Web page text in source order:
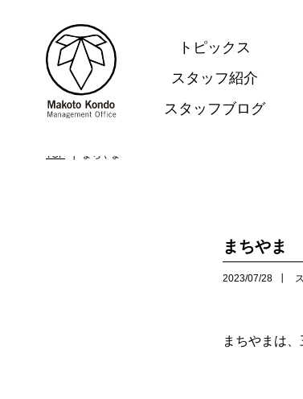
トピックス
スタッフ紹介
スタッフブログ
TOP まちやま
まちやま
2023/07/28
まちやまは、